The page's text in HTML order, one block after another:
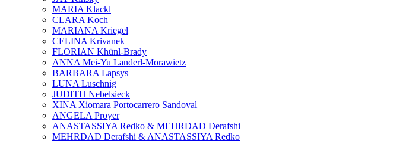
MARIA Klackl
CLARA Koch
MARIANA Kriegel
CELINA Krivanek
FLORIAN Khünl-Brady
ANNA Mei-Yu Landerl-Morawietz
BARBARA Lapsys
LUNA Luschnig
JUDITH Nebelsieck
XINA Xiomara Portocarrero Sandoval
ANGELA Proyer
ANASTASSIYA Redko & MEHRDAD Derafshi
MEHRDAD Derafshi & ANASTASSIYA Redko